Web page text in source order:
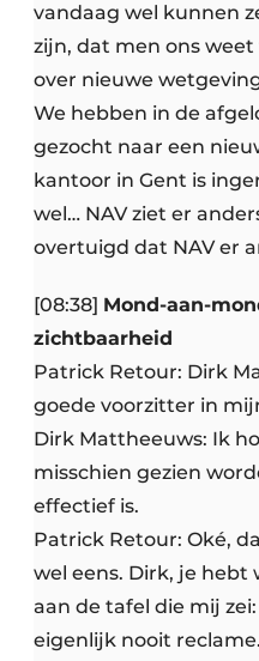
vandaag wel kunnen
zijn, dat men ons
over nieuwe
We hebben in de
gezocht naar een
kantoor in Gent is
wel… NAV ziet er
overtuigd dat NAV er
[08:38] Mond-aan-
zichtbaarheid
Patrick Retour: Dirk
goede voorzitter in
Dirk Mattheeuws: Ik
misschien gezien
effectief is.
Patrick Retour: Oké,
wel eens. Dirk, je hebt
aan de tafel die mij
eigenlijk nooit